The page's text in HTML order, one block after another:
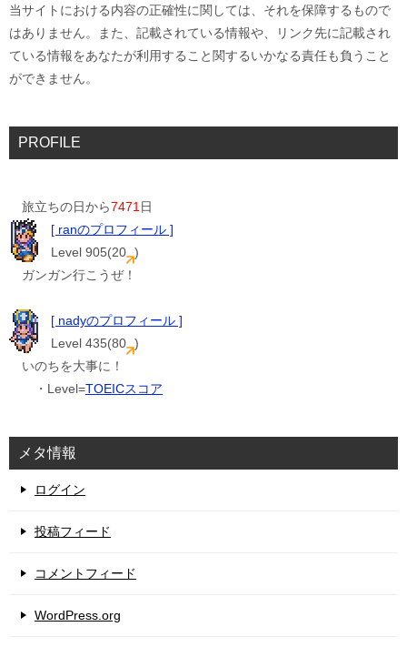
当サイトにおける内容の正確性に関しては、それを保障するもので
はありません。また、記載されている情報や、リンク先に記載され
ている情報をあなたが利用すること関するいかなる責任も負うこと
ができません。
PROFILE
旅立ちの日から7471 日
[ ranのプロフィール ]
Level 905(20 )
ガンガン行こうぜ！
[ nadyのプロフィール ]
Level 435(80 )
いのちを大事に！
・Level=TOEICスコア
メタ情報
ログイン
投稿フィード
コメントフィード
WordPress.org